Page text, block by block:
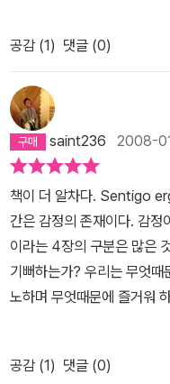
별은 일정한 법률의 형식
호구역이나 동물원으로 몰
멸종 위기에 처한 동물을 구
를 마련하는 것이다.-팀 플
일일본 무조건 항복...조선인
강의 조선인들은고향으로
은전범재판A급 일본인 전
B/C급 전범으로 기소되었
년까지 일본 형무소에서 복
한 사람은 달리는 기차에 뛰
48년 11월 12일, 도쿄전범
을 일으킨 1인을 제외한 피
임자들은 기소를 면하여 전
다. ㅜㅜ)그 행복한 시절 함
한다. 웃음과 울음의 미학,
을 낭비하는 것이 아니라는
배경을 보면서 살아있는 양
들, 소수의 용기들이 모여 다
수 있음을 한 번 더 느낀다.
읽으면서 한 번 더 슬퍼졌고
한 마음으로 함께 빌어보았
는 느낌. 가끔씩 수업 중에
니 또 새로운 느낌, 본문의 글
저기 살피다 위의 책 표지
은 사진이 책의 표지가 되
용한 골목길 부분에 인용된
못하는 것이라니... 억지로
적인 대화로 더 많이 웃어야
탄에 이어 나를 화나게 한 '
로 인스턴트에 중독된 학생
한 정당인지 모르는 정당,
또한번 삶의 터에서 쫓겨나
한 번씩은 접했던 사건 아니
에 대한 이야기를 많이 들었
어지는 '哀'를 통해서도 분
막 '樂'에서 느낄 수 있는 즐
수 있었달까? 'Isn't she
귓가에 들리는 듯 하며, 찰
표정이 떠오르고,지금 작
하며 이봉주선수의 노력을
공감 (1) 댓글 (0)
saint236 2008-
책이 더 알차다. Sentigo
간은 감정의 존재이다. 감정
이라는 4장의 구분은 많은
기뻐하는가? 우리는 무엇
노하며 무엇때문에 즐거워
생각해 보게 만든 책이다.
거워하고, 함게 기뻐하고, 함
공감 (1) 댓글 (0)